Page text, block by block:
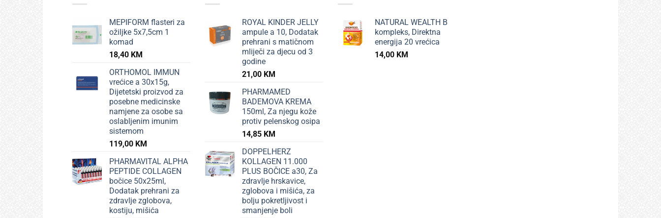
MEPIFORM flasteri za
ožiljke 5x7,5cm 1
komad
18,40 KM
ORTHOMOL IMMUN
vrećice a 30x15g,
Dijetetski proizvod za
posebne medicinske
namjene za osobe sa
oslabljenim imunim
sistemom
119,00 KM
PHARMAVITAL ALPHA
PEPTIDE COLLAGEN
bočice 50x25ml,
Dodatak prehrani za
zdravlje zglobova,
kostiju, mišića
ROYAL KINDER JELLY
ampule a 10, Dodatak
prehrani s matičnom
mliječi za djecu od 3
godine
21,00 KM
PHARMAMED
BADEMOVA KREMA
150ml, Za njegu kože
protiv pelenskog osipa
14,85 KM
DOPPELHERZ
KOLLAGEN 11.000
PLUS BOČICE a30, Za
zdravlje hrskavice,
zglobova i mišića, za
bolju pokretljivost i
smanjenje boli
NATURAL WEALTH B
kompleks, Direktna
energija 20 vrećica
14,00 KM